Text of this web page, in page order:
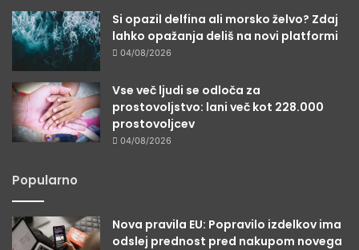
Si opazil delfina ali morsko želvo? Zdaj
lahko opažanja deliš na novi platformi
04/08/2026
Vse več ljudi se odloča za
prostovoljstvo: lani več kot 228.000
prostovoljcev
04/08/2026
Popularno
Nova pravila EU: Popravilo izdelkov ima
odslej prednost pred nakupom novega